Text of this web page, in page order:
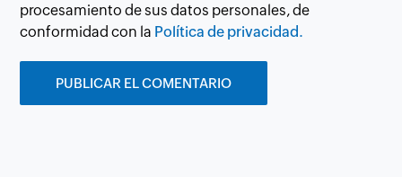
procesamiento de sus datos personales, de
conformidad con la Política de privacidad.